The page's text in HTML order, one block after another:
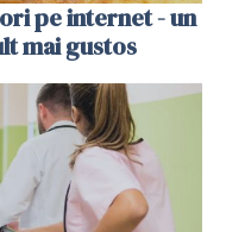
pe internet - un
mai gustos